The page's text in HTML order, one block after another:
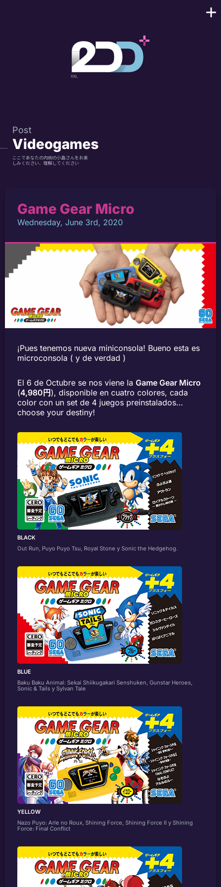
Post
Videogames
ここであなたの内側の小島さんをお楽
しみください、理解してください
Game Gear Micro
Wednesday, June 3rd, 2020
¡Pues tenemos nueva miniconsola! Bueno esta es
microconsola ( y de verdad )
El 6 de Octubre se nos viene la Game Gear Micro
(4,980円 ), disponible en cuatro colores, cada
color con un set de 4 juegos preinstalados…
choose your destiny!
BLACK
Out Run, Puyo Puyo Tsu, Royal Stone y Sonic the Hedgehog.
BLUE
Baku Baku Animal: Sekai Shiikugakari Senshuken, Gunstar Heroes,
Sonic & Tails y Sylvan Tale
YELLOW
Nazo Puyo: Arle no Roux, Shining Force, Shining Force II y Shining
Force: Final Conflict